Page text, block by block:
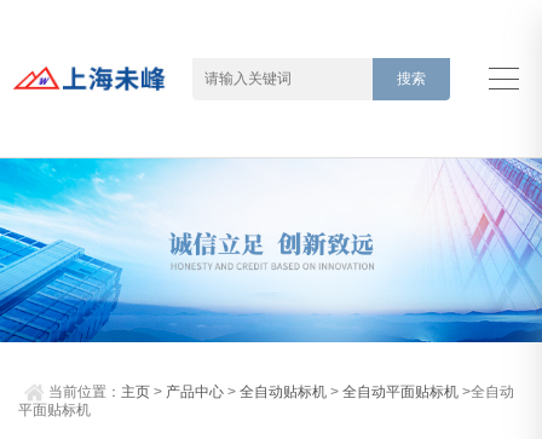
当前位置： 主页 > 产品中心 >全自动贴标机 >全自动平面贴标机 >全自动
平面贴标机